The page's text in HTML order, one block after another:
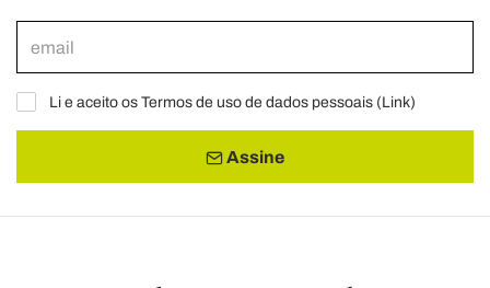
Li e aceito os Termos de uso de dados pessoais (Link)
Assine